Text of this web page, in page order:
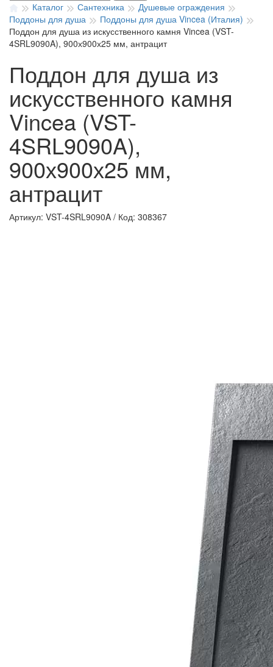
Каталог
Сантехника
Душевые ограждения
Поддоны для душа
Поддоны для душа Vincea (Италия)
Поддон для душа из искусственного камня Vincea (VST-
4SRL9090A), 900х900х25 мм, антрацит
Поддон для душа из
искусственного камня
Vincea (VST-
4SRL9090A),
900х900х25 мм,
антрацит
Артикул: VST-4SRL9090A / Код: 308367